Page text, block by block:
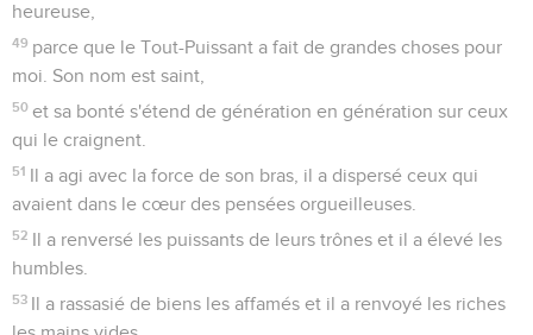
heureuse,
49 parce que le Tout-Puissant a fait de grandes choses pour
moi. Son nom est saint,
50 et sa bonté s'étend de génération en génération sur ceux
qui le craignent.
51 Il a agi avec la force de son bras, il a dispersé ceux qui
avaient dans le cœur des pensées orgueilleuses.
52 Il a renversé les puissants de leurs trônes et il a élevé les
humbles.
53 Il a rassasié de biens les affamés et il a renvoyé les riches